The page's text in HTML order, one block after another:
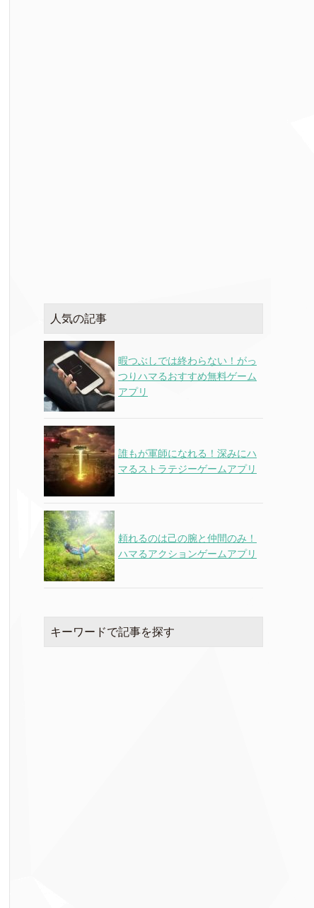
人気の記事
暇つぶしでは終わらない！がっ
つりハマるおすすめ無料ゲーム
アプリ
誰もが軍師になれる！深みにハ
マるストラテジーゲームアプリ
頼れるのは己の腕と仲間のみ！
ハマるアクションゲームアプリ
キーワードで記事を探す